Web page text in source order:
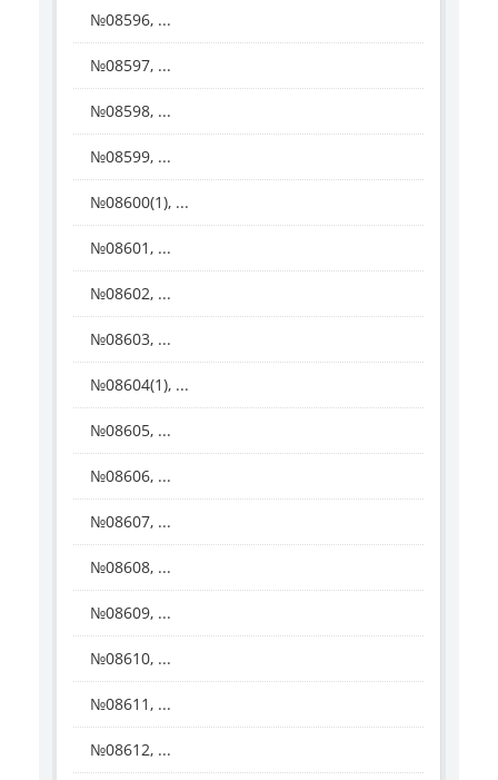
№08596, ...
№08597, ...
№08598, ...
№08599, ...
№08600(1), ...
№08601, ...
№08602, ...
№08603, ...
№08604(1), ...
№08605, ...
№08606, ...
№08607, ...
№08608, ...
№08609, ...
№08610, ...
№08611, ...
№08612, ...